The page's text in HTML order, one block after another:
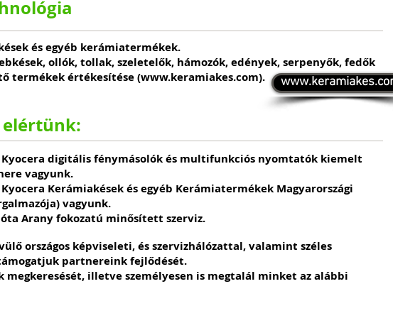
és egyéb kerámiatermékek.
ollók, tollak, szeletelők, hámozók, edények, serpenyők, fedők
termékek értékesítése (www.keramiakes.com).
Kyocera digitális fénymásolók és multifunkciós nyomtatók kiemelt
vagyunk.
Kerámiakések és egyéb Kerámiatermékek Magyarországi
vagyunk.
óta Arany fokozatú minősített szerviz.
országos képviseleti, és szervizhálózattal, valamint széles
partnereink fejlődését.
illetve személyesen is megtalál minket az alábbi